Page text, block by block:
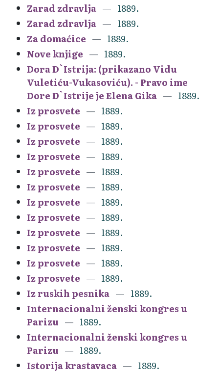
Zarad zdravlja
1889.
Zarad zdravlja
1889.
Za domaćice
1889.
Nove knjige
1889.
Dora D`Istrija: (prikazano Vidu
Vuletiću-Vukasoviću). - Pravo ime
Dore D`Istrije je Elena Gika
1889.
Iz prosvete
1889.
Iz prosvete
1889.
Iz prosvete
1889.
Iz prosvete
1889.
Iz prosvete
1889.
Iz prosvete
1889.
Iz prosvete
1889.
Iz prosvete
1889.
Iz prosvete
1889.
Iz prosvete
1889.
Iz prosvete
1889.
Iz prosvete
1889.
Iz ruskih pesnika
1889.
Internacionalni ženski kongres u
Parizu
1889.
Internacionalni ženski kongres u
Parizu
1889.
Istorija krastavaca
1889.